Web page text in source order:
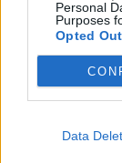
Personal
Purposes
Opted Out
Data